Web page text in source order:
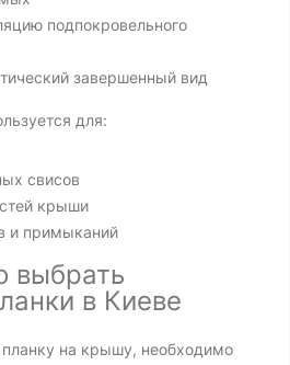
подпокровельного
завершенный вид
для:
свисов
крыши
и примыканий
выбрать
в Киеве
на крышу, необходимо